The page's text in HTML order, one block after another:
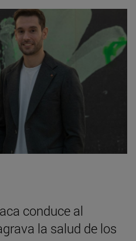
conduce al
la salud de los